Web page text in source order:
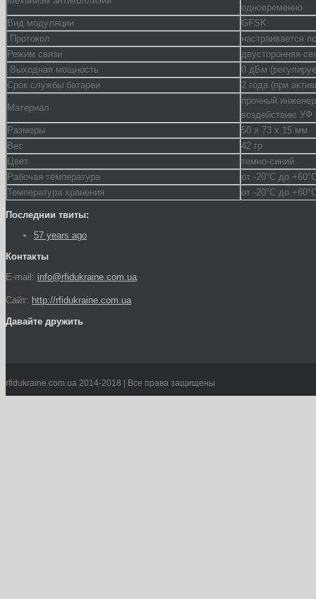
одновременно
Вид модуляции
GFSK
Протокол
настраивается
Режим связи
двусторонняя
Выходная мощность
0 дБм
Срок службы батареи
2 года (при
Материал
прочный
воздействию УФ
Размеры
50 х 73 х 15 мм
Вес
42 гр
Цвет
темно-синий
Рабочая температура
от -20°C до
Температура хранения
от -20°C до
Последнии твиты:
57 years ago
Контакты
E-mail: info@rfidukraine.com.ua
Сайт: http://rfidukraine.com.ua
Давайте дружить
rfidukraine.com.ua 2014-2018 | Все права защищены